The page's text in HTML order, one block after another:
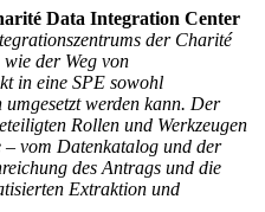
Data Integration Center
der Charité
der Weg von
in eine SPE sowohl
werden kann. Der
Rollen und Werkzeugen
– vom Datenkatalog und der
des Antrags und die
Extraktion und